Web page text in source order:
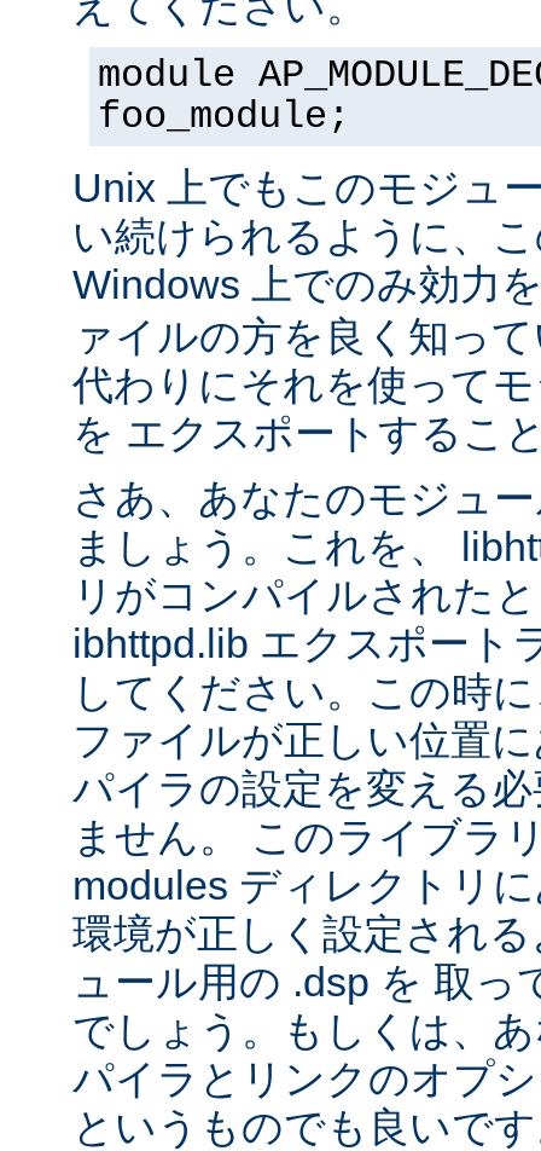
module
foo_module;
Unix 上でもこのモジュ
い続けられるように、
Windows 上でのみ効力
ァイルの方を良く知っ
代わりにそれを使って
を エクスポートするこ
さあ、あなたのモジュ
ましょう。これを、
リがコンパイルされた
ibhttpd.lib エクスポート
してください。この時
ファイルが正しい位置
パイラの設定を変える
ません。 このライブラ
modules ディレクトリ
環境が正しく設定され
ュール用の .dsp を 取っ
でしょう。もしくは、
パイラとリンクのオプ
というものでも良いで